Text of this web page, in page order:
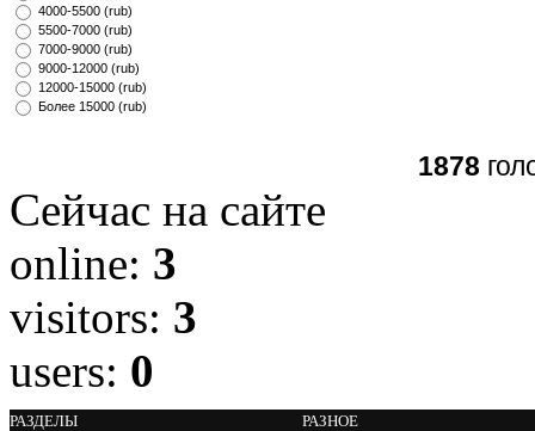
4000-5500 (rub)
5500-7000 (rub)
7000-9000 (rub)
9000-12000 (rub)
12000-15000 (rub)
Более 15000 (rub)
1878
Сейчас на сайте
online: 3
visitors: 3
users: 0
РАЗДЕЛЫ
РАЗНОЕ